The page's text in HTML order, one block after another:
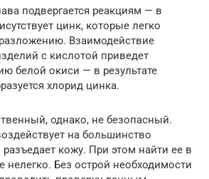
подвергается реакциям — в
цинк, которые легко
Взаимодействие
с кислотой приведет
белой окиси — в результате
хлорид цинка.
однако, не безопасный.
на большинство
кожу. При этом найти ее в
нелегко. Без острой необходимости